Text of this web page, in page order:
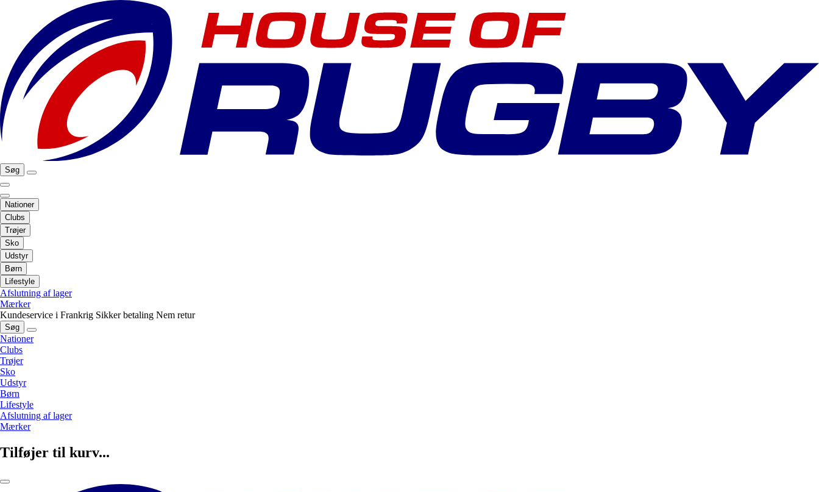
Søg
Nationer
Clubs
Trøjer
Sko
Udstyr
Børn
Lifestyle
Afslutning af lager
Mærker
Kundeservice i Frankrig Sikker betaling Nem retur
Søg
Nationer
Clubs
Trøjer
Sko
Udstyr
Børn
Lifestyle
Afslutning af lager
Mærker
Tilføjer til kurv...